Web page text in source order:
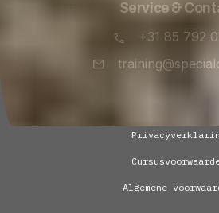
Service &
+31 85 792
Algemene